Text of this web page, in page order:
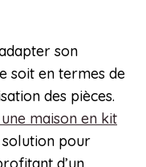
son
soit en termes de
des pièces.
maison en kit
pour
d’un